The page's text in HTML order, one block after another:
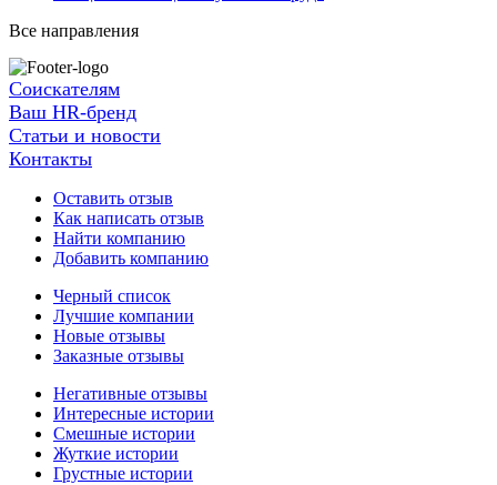
Все направления
Соискателям
Ваш HR-бренд
Статьи и новости
Контакты
Оставить отзыв
Как написать отзыв
Найти компанию
Добавить компанию
Черный список
Лучшие компании
Новые отзывы
Заказные отзывы
Негативные отзывы
Интересные истории
Смешные истории
Жуткие истории
Грустные истории